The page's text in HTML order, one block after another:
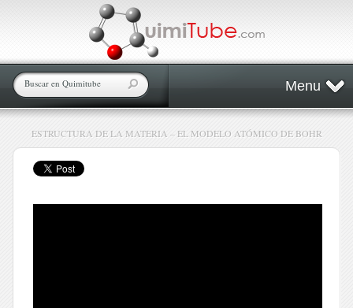
Menu
ESTRUCTURA DE LA MATERIA – EL MODELO ATÓMICO DE BOHR